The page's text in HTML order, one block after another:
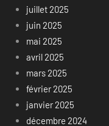
juillet 2025
juin 2025
mai 2025
avril 2025
mars 2025
février 2025
janvier 2025
décembre 2024